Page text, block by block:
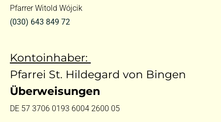
Pfarrer Witold Wójcik
(030) 643 849 72
Kontoinhaber:
Pfarrei St. Hildegard von Bingen
Überweisungen
DE 57 3706 0193 6004 2600 05